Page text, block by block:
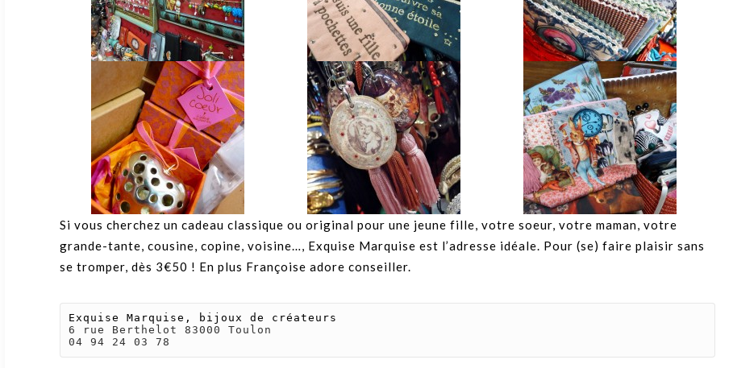
Si vous cherchez un cadeau classique ou original pour une jeune fille, votre soeur, votre maman, votre
grande-tante, cousine, copine, voisine…, Exquise Marquise est l’adresse idéale. Pour (se) faire plaisir sans
se tromper, dès 3€50 ! En plus Françoise adore conseiller.
Exquise Marquise, bijoux de créateurs
6 rue Berthelot 83000 Toulon
04 94 24 03 78